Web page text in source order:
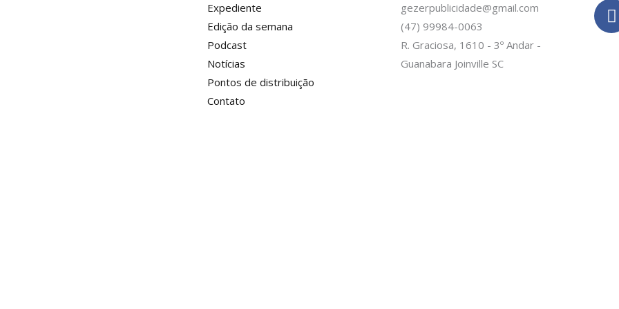
Expediente
Edição da semana
Podcast
Notícias
Pontos de distribuição
Contato
gezerpublicidade@gmail.com
(47) 99984-0063
R. Graciosa, 1610 - 3º Andar -
Guanabara Joinville SC
F
a
c